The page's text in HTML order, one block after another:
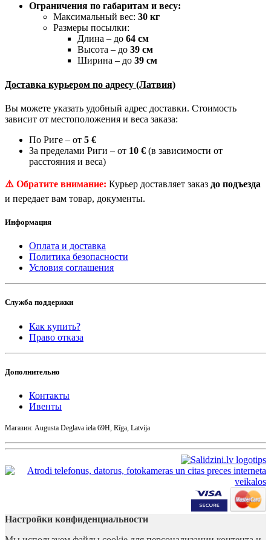
Ограничения по габаритам и весу:
Максимальный вес: 30 кг
Размеры посылки:
Длина – до 64 см
Высота – до 39 см
Ширина – до 39 см
Доставка курьером по адресу (Латвия)
Вы можете указать удобный адрес доставки. Стоимость
зависит от местоположения и веса заказа:
По Риге – от 5 €
За пределами Риги – от 10 € (в зависимости от
расстояния и веса)
⚠️ Обратите внимание: Курьер доставляет заказ до подъезда
и передает вам товар, документы.
Информация
Оплата и доставка
Политика безопасности
Условия соглашения
Служба поддержки
Как купить?
Право отказа
Дополнительно
Контакты
Ивенты
Магазин: Augusta Deglava iela 69H, Rīga, Latvija
Настройки конфиденциальности